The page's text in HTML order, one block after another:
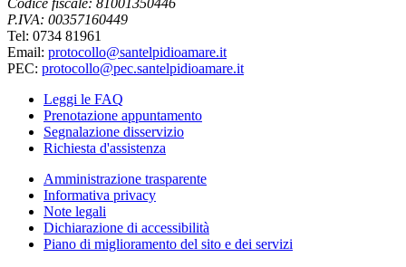
Codice fiscale: 81001350446
P.IVA: 00357160449
Tel: 0734 81961
Email: protocollo@santelpidioamare.it
PEC: protocollo@pec.santelpidioamare.it
Leggi le FAQ
Prenotazione appuntamento
Segnalazione disservizio
Richiesta d'assistenza
Amministrazione trasparente
Informativa privacy
Note legali
Dichiarazione di accessibilità
Piano di miglioramento del sito e dei servizi